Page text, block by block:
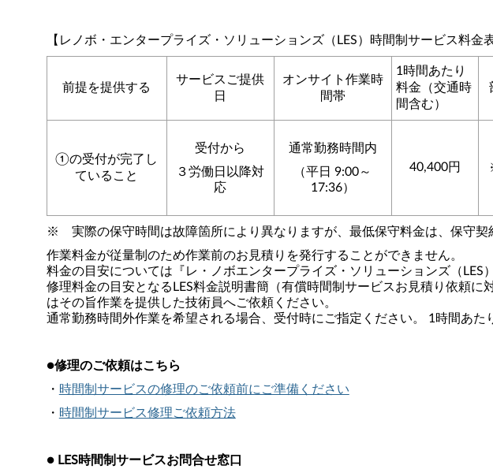
【レノボ・エンタープライズ・ソリューションズ（LES）時間制サービス料金表
前提を提供する
サービスご提供
日
オンサイト作業時
間帯
1時間あたり
料金（交通時
間含む）
①の受付が完了し
ていること
受付から
３労働日以降対
応
通常勤務時間内
（平日 9:00～
17:36）
40,400円
※ 実際の保守時間は故障箇所により異なりますが、最低保守料金は、保守契
作業料金が従量制のため作業前のお見積りを発行することができません。
料金の目安については『レ・ノボエンタープライズ・ソリューションズ（LES
修理料金の目安となるLES料金説明書簡（有償時間制サービスお見積り依頼に
はその旨作業を提供した技術員へご依頼ください。
通常勤務時間外作業を希望される場合、受付時にご指定ください。 1時間あた
●修理のご依頼はこちら
・ 時間制サービスの修理のご依頼前にご準備ください
・ 時間制サービス修理ご依頼方法
● LES時間制サービスお問合せ窓口